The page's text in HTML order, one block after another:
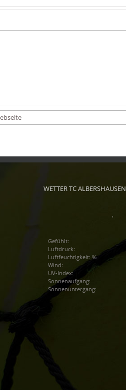
WETTER TC ALBERSHAUSEN
Gefühlt:
Luftdruck:
Luftfeuchtigkeit: %
Wind:
UV-Index:
Sonnenaufgang:
Sonnenuntergang: